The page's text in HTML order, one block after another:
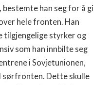
han seg for å gi
hele fronten. Han
tilgjengelige styrker og
som han innbilte seg
i Sovjet­unionen,
sørfronten. Dette skulle